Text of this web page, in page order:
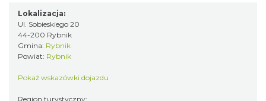
DNI OTWARTE w teatrze NA PÓŁ i teatrze
POWROTÓW || REKRUTACJA NA SEZON
26/27
Rybnik
0.00 km
Lokalizacja:
Ul. Sobieskiego 20
44-200 Rybnik
Gmina: Rybnik
Powiat: Rybnik
Pokaż wskazówki dojazdu
Region turystyczny: